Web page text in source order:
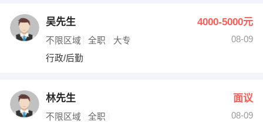
吴先生 4000-5000元
不限区域 全职 大专
08-09
行政/后勤
林先生 面议
不限区域 全职
08-09